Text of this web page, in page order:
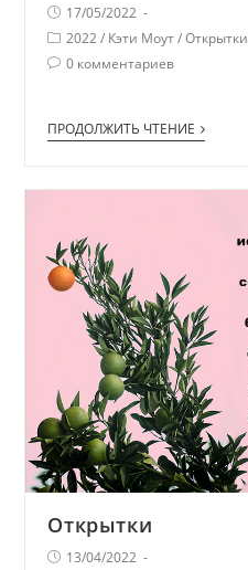
17/05/2022
2022 / Кэти Моут / Открытки
0 комментариев
ПРОДОЛЖИТЬ ЧТЕНИЕ
Открытки
13/04/2022